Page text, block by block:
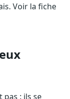
Voir la fiche
pas : ils se